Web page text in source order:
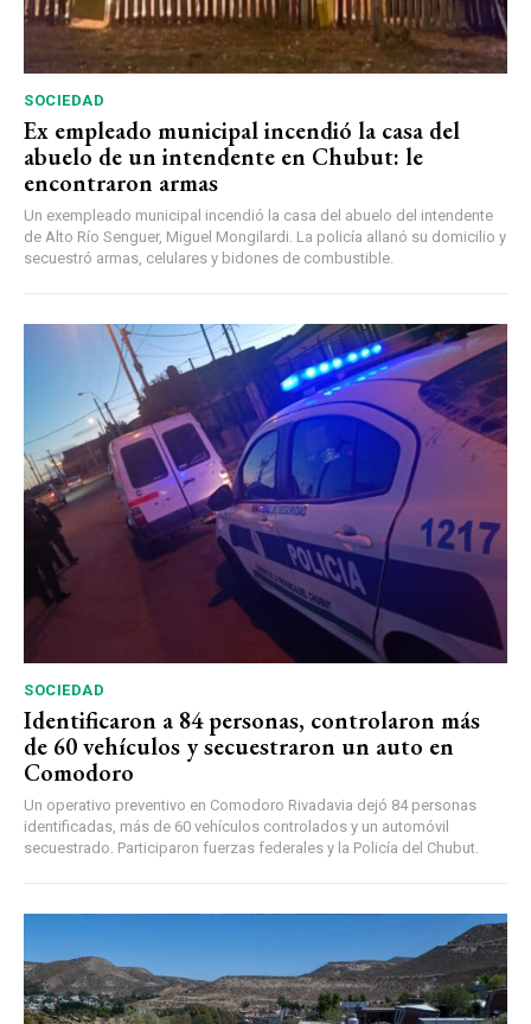
SOCIEDAD
Ex empleado municipal incendió la casa del
abuelo de un intendente en Chubut: le
encontraron armas
Un exempleado municipal incendió la casa del abuelo del intendente
de Alto Río Senguer, Miguel Mongilardi. La policía allanó su domicilio y
secuestró armas, celulares y bidones de combustible.
SOCIEDAD
Identificaron a 84 personas, controlaron más
de 60 vehículos y secuestraron un auto en
Comodoro
Un operativo preventivo en Comodoro Rivadavia dejó 84 personas
identificadas, más de 60 vehículos controlados y un automóvil
secuestrado. Participaron fuerzas federales y la Policía del Chubut.